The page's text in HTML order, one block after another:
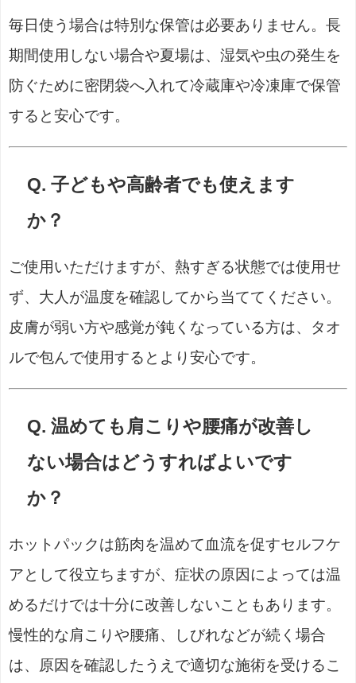
毎日使う場合は特別な保管は必要ありません。長
期間使用しない場合や夏場は、湿気や虫の発生を
防ぐために密閉袋へ入れて冷蔵庫や冷凍庫で保管
すると安心です。
Q. 子どもや高齢者でも使えます
か？
ご使用いただけますが、熱すぎる状態では使用せ
ず、大人が温度を確認してから当ててください。
皮膚が弱い方や感覚が鈍くなっている方は、タオ
ルで包んで使用するとより安心です。
Q. 温めても肩こりや腰痛が改善し
ない場合はどうすればよいです
か？
ホットパックは筋肉を温めて血流を促すセルフケ
アとして役立ちますが、症状の原因によっては温
めるだけでは十分に改善しないこともあります。
慢性的な肩こりや腰痛、しびれなどが続く場合
は、原因を確認したうえで適切な施術を受けるこ